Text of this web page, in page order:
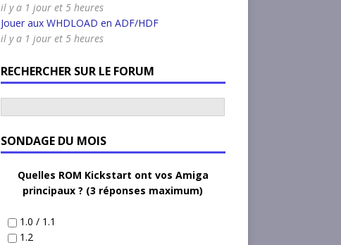
il y a 1 jour et 5 heures
Jouer aux WHDLOAD en ADF/HDF
il y a 1 jour et 5 heures
RECHERCHER SUR LE FORUM
SONDAGE DU MOIS
Quelles ROM Kickstart ont vos Amiga
principaux ? (3 réponses maximum)
1.0 / 1.1
1.2